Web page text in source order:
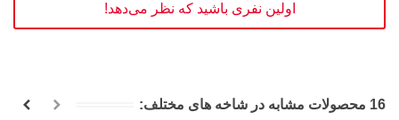
اولین نفری باشید که نظر می‌دهد!
16 محصولات مشابه در شاخه های مختلف: